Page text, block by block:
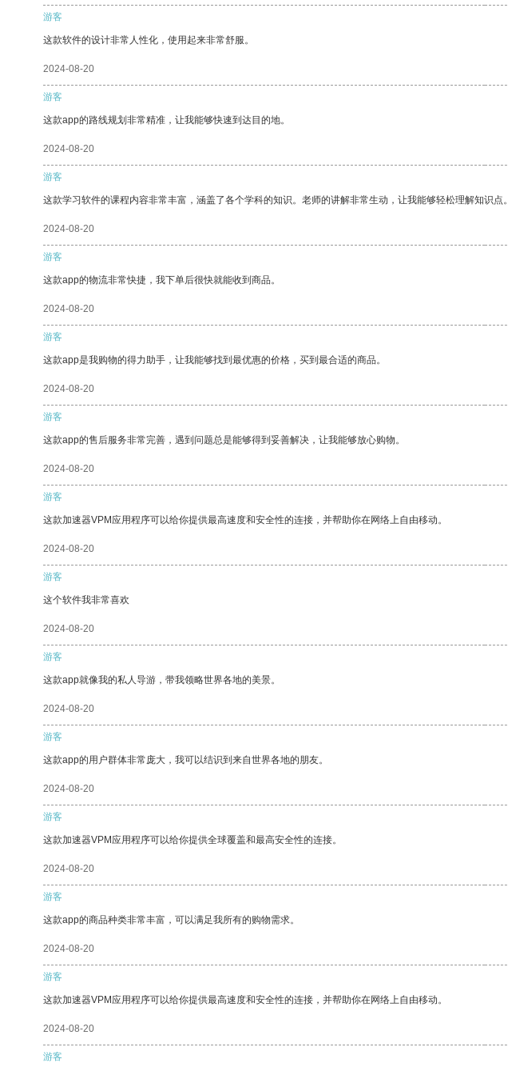
游客
这款软件的设计非常人性化，使用起来非常舒服。
2024-08-20
游客
这款app的路线规划非常精准，让我能够快速到达目的地。
2024-08-20
游客
这款学习软件的课程内容非常丰富，涵盖了各个学科的知识。老师的讲解非常生动，让我能够轻松理解知识点。
2024-08-20
游客
这款app的物流非常快捷，我下单后很快就能收到商品。
2024-08-20
游客
这款app是我购物的得力助手，让我能够找到最优惠的价格，买到最合适的商品。
2024-08-20
游客
这款app的售后服务非常完善，遇到问题总是能够得到妥善解决，让我能够放心购物。
2024-08-20
游客
这款加速器VPM应用程序可以给你提供最高速度和安全性的连接，并帮助你在网络上自由移动。
2024-08-20
游客
这个软件我非常喜欢
2024-08-20
游客
这款app就像我的私人导游，带我领略世界各地的美景。
2024-08-20
游客
这款app的用户群体非常庞大，我可以结识到来自世界各地的朋友。
2024-08-20
游客
这款加速器VPM应用程序可以给你提供全球覆盖和最高安全性的连接。
2024-08-20
游客
这款app的商品种类非常丰富，可以满足我所有的购物需求。
2024-08-20
游客
这款加速器VPM应用程序可以给你提供最高速度和安全性的连接，并帮助你在网络上自由移动。
2024-08-20
游客